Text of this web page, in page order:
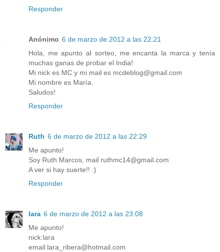
Responder
Anónimo 6 de marzo de 2012 a las 22:21
Hola, me apunto al sorteo, me encanta la marca y tenía
muchas ganas de probar el India!
Mi nick es MC y mi mail es mcdeblog@gmail.com
Mi nombre es María.
Saludos!
Responder
Ruth 6 de marzo de 2012 a las 22:29
Me apunto!
Soy Ruth Marcos, mail ruthmc14@gmail.com
A ver si hay suerte!! :)
Responder
lara 6 de marzo de 2012 a las 23:08
Me apunto!
nick:lara
email:lara_ribera@hotmail.com